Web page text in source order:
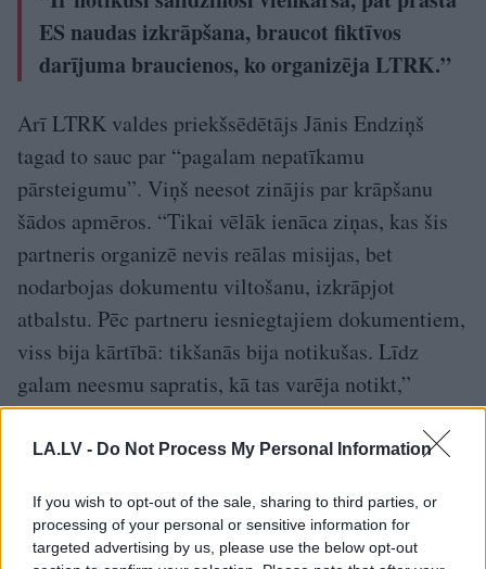
LA.LV - Do Not Process My Personal Information
If you wish to opt-out of the sale, sharing to third parties, or
processing of your personal or sensitive information for
targeted advertising by us, please use the below opt-out
ES naudas izkrāpšana, braucot fiktīvos
darījuma braucienos, ko organizēja LTRK.”
Arī LTRK valdes priekšsēdētājs Jānis Endziņš
tagad to sauc par “pagalam nepatīkamu
pārsteigumu”. Viņš neesot zinājis par krāpšanu
šādos apmēros. “Tikai vēlāk ienāca ziņas, kas šis
partneris organizē nevis reālas misijas, bet
nodarbojas dokumentu viltošanu, izkrāpjot
atbalstu. Pēc partneru iesniegtajiem dokumentiem,
viss bija kārtībā: tikšanās bija notikušas. Līdz
galam neesmu sapratis, kā tas varēja notikt,”
Endziņš rādās samulsis.
“Motio”, sakaru neesot. Arī “Motio”
darbinieces personīgi nepazīstot. Kāpēc tad